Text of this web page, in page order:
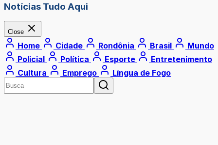
Notícias Tudo Aqui
Close
Home Cidade Rondônia Brasil
Mundo
Policial
Política Esporte
Entretenimento
Cultura
Emprego Língua de Fogo